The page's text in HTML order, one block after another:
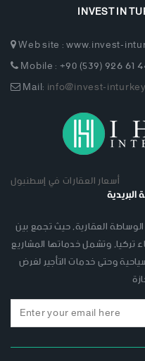
INVEST IN
Web site : www.invest-
Mobile : +90 (539) 926 61
Mail:info@invest-
أسعار العقارات في إسطنبول
العقارية, حيث تجمع بين
تركيا, وتشمل خدماتها المشاريع
وحتى خدمات التأجير لغرض
Email
address